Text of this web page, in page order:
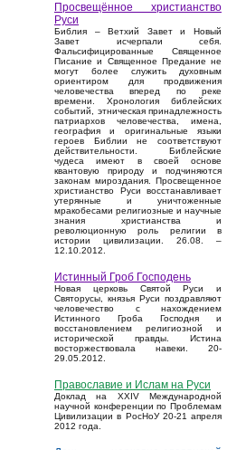
Просвещённое христианство
Руси
Библия – Ветхий Завет и Новый
Завет исчерпали себя.
Фальсифицированные Священное
Писание и Священное Предание не
могут более служить духовным
ориентиром для продвижения
человечества вперед по реке
времени. Хронология библейских
событий, этническая принадлежность
патриархов человечества, имена,
география и оригинальные языки
героев Библии не соответствуют
действительности. Библейские
чудеса имеют в своей основе
квантовую природу и подчиняются
законам мироздания. Просвещенное
христианство Руси восстанавливает
утерянные и уничтоженные
мракобесами религиозные и научные
знания христианства и
революционную роль религии в
истории цивилизации. 26.08. –
12.10.2012.
Истинный Гроб Господень
Новая церковь Святой Руси и
Святорусы, князья Руси поздравляют
человечество с нахождением
Истинного Гроба Господня и
восстановлением религиозной и
исторической правды. Истина
восторжествовала навеки. 20-
29.05.2012.
Православие и Ислам на Руси
Доклад на XXIV Международной
научной конференции по Проблемам
Цивилизации в РосНоУ 20-21 апреля
2012 года.